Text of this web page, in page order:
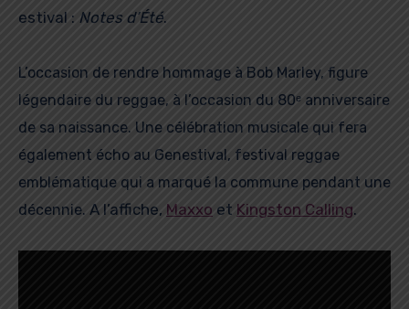
estival : Notes d’Été.
L’occasion de rendre hommage à Bob Marley, figure
légendaire du reggae, à l’occasion du 80ᵉ anniversaire
de sa naissance. Une célébration musicale qui fera
également écho au Genestival, festival reggae
emblématique qui a marqué la commune pendant une
décennie. A l’affiche, Maxxo et Kingston Calling.